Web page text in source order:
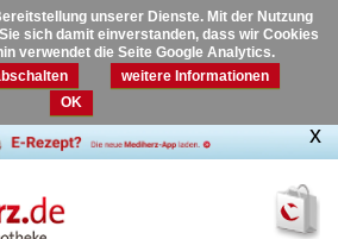
unserer Dienste. Mit der Nutzung
sich damit einverstanden, dass wir Cookies
verwendet die Seite Google Analytics.
weitere Informationen
OK